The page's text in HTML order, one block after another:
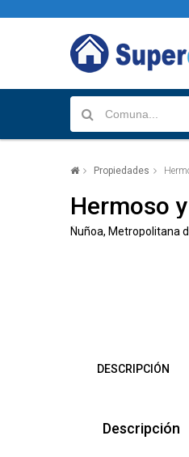
Propiedades
Hermoso
Ñuñoa, Metropolitana
DESCRIPCIÓN
Descripción